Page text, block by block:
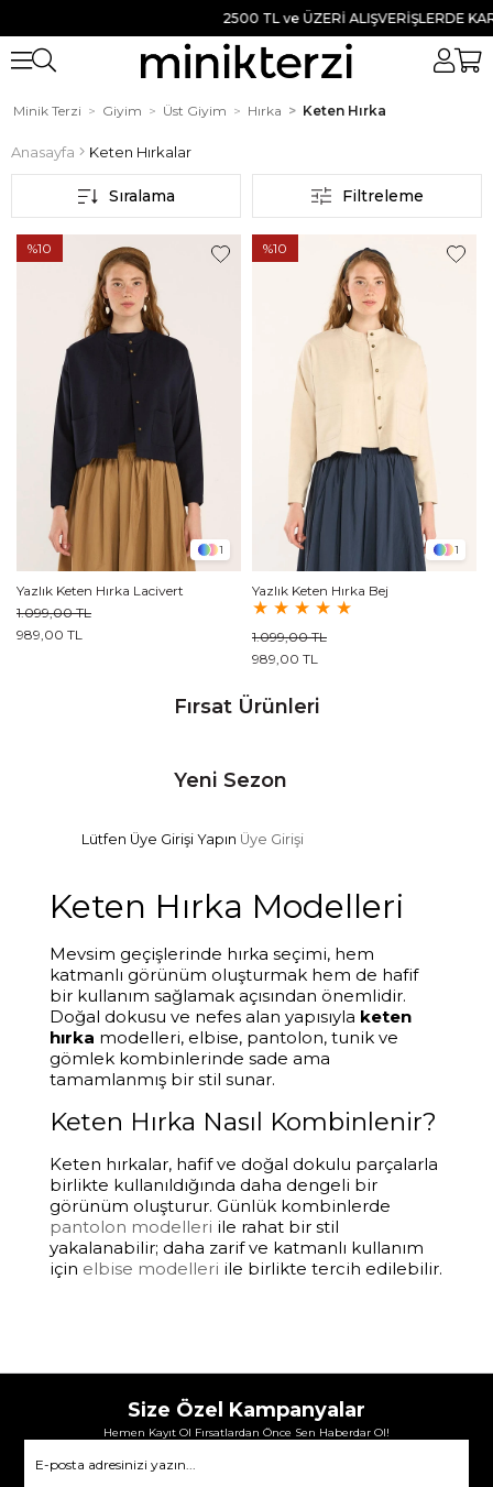
2500 TL ve ÜZERİ ALIŞVERİŞLERDE
Anasayfa Keten Hırkalar
Filtreleme
Sıralama
1
Yazlık Keten Hırka Lacivert
989,00 TL
1.099,00 TL
%10
1
Yazlık Keten Hırka Bej
★ ★ ★ ★ ★
989,00 TL
1.099,00 TL
%10
Fırsat Ürünleri
Yeni Sezon
Lütfen Üye Girişi Yapın Üye Girişi
Minik Terzi Giyim Üst Giyim Hırka Keten Hırka
Keten Hırka Modelleri
Mevsim geçişlerinde hırka seçimi, hem
katmanlı görünüm oluşturmak hem de hafif
bir kullanım sağlamak açısından önemlidir.
Doğal dokusu ve nefes alan yapısıyla keten
hırka modelleri, elbise, pantolon, tunik ve
gömlek kombinlerinde sade ama
tamamlanmış bir stil sunar.
Keten Hırka Nasıl Kombinlenir?
Keten hırkalar, hafif ve doğal dokulu parçalarla
birlikte kullanıldığında daha dengeli bir
görünüm oluşturur. Günlük kombinlerde
pantolon modelleri ile rahat bir stil
yakalanabilir; daha zarif ve katmanlı kullanım
için elbise modelleri ile birlikte tercih edilebilir.
Size Özel Kampanyalar
Hemen Kayıt Ol Fırsatlardan Önce Sen Haberdar Ol!